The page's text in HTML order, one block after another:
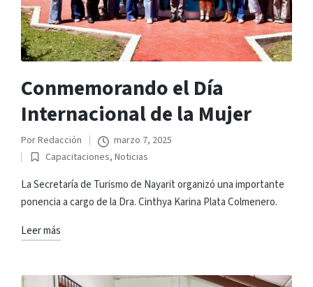
Conmemorando el Día
Internacional de la Mujer
Publicado
por
PorRedacción
marzo 7, 2025
Publicado
en
Capacitaciones, Noticias
La Secretaría de Turismo de Nayarit organizó una importante
ponencia a cargo de la Dra. Cinthya Karina Plata Colmenero.
Leer más